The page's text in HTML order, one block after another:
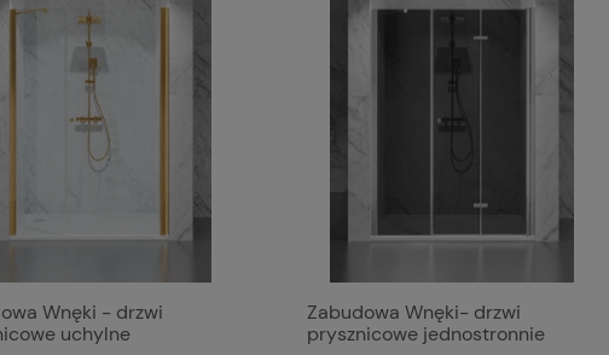
Wnęki - drzwi
uchylne
Zabudowa Wnęki- drzwi
prysznicowe jednostronnie